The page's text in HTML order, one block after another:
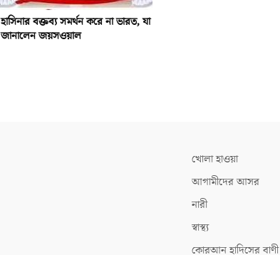
হাসিনার বক্তব্য সমর্থন করে না ভারত, যা
জানালেন জয়সওয়াল
খোলা হাওয়া
আগামীদের আসর
নারী
স্বাস্থ্য
কোরআন হাদিসের বাণী